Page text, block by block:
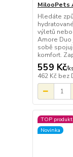
MilooPets
Hledáte
výletů
Amore
sobě
komfort.
559 Kč/ks
462 Kč bez
TOP produkt
Novinka